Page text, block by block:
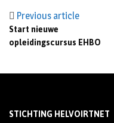
Previous article
Start nieuwe
opleidingscursus EHBO
STICHTING HELVOIRTNET